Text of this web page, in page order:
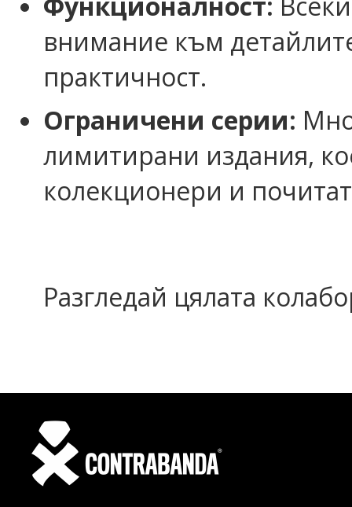
внимание към
практичност.
Ограничени серии:
лимитирани издания,
колекционери и
Разгледай цялата